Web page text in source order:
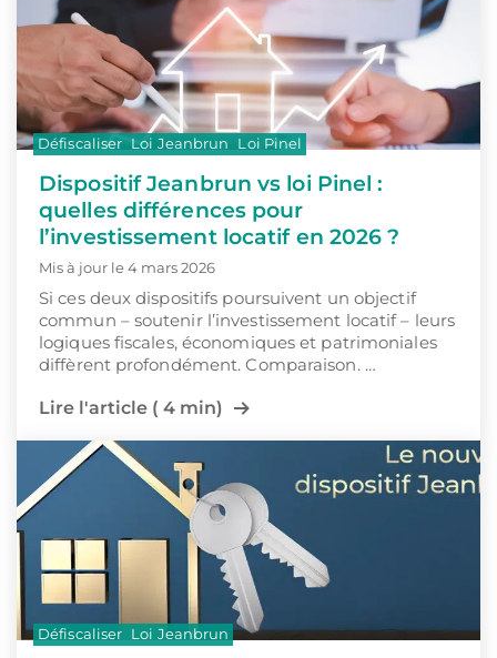
Dispositif Jeanbrun vs loi Pinel :
quelles différences pour
l’investissement locatif en 2026 ?
Mis à jour le 4 mars 2026
Si ces deux dispositifs poursuivent un objectif
commun – soutenir l’investissement locatif – leurs
logiques fiscales, économiques et patrimoniales
diffèrent profondément. Comparaison. …
Lire l'article ( 4 min)
Défiscaliser Loi Jeanbrun Loi Pinel
Défiscaliser Loi Jeanbrun